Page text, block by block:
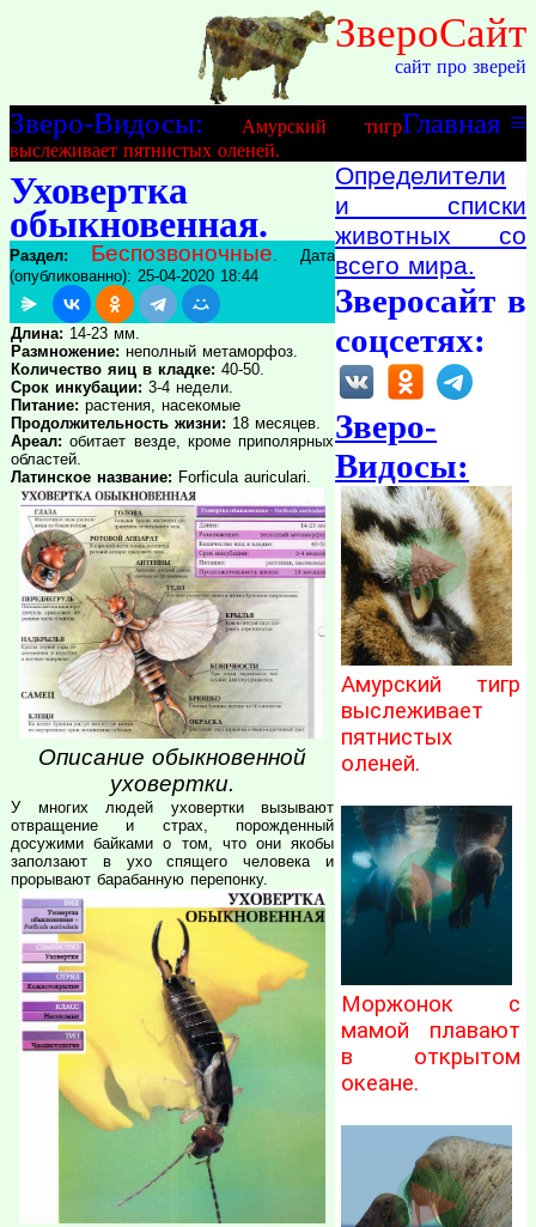
ЗвероСайт
сайт про зверей
≡
Главная
Зверо-Видосы:
Амурский тигр
выслеживает пятнистых оленей.
Уховертка
обыкновенная.
Раздел: Беспозвоночные. Дата
(опубликованно): 25-04-2020 18:44
Длина: 14-23 мм.
Размножение: неполный метаморфоз.
Количество яиц в кладке: 40-50.
Срок инкубации: 3-4 недели.
Питание: растения, насекомые
Продолжительность жизни: 18 месяцев.
Ареал: обитает везде, кроме приполярных
областей.
Латинское название: Forficula auriculari.
Описание обыкновенной
уховертки.
У многих людей уховертки вызывают
отвращение и страх, порожденный
досужими байками о том, что они якобы
заползают в ухо спящего человека и
прорывают барабанную перепонку.
Определители
и списки
животных со
всего мира.
Зверосайт в
соцсетях:
Зверо-
Видосы:
Амурский тигр
выслеживает
пятнистых
оленей.
Моржонок с
мамой плавают
в открытом
океане.